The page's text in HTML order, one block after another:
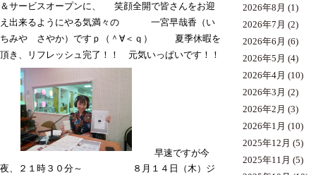
＆サービスオープンに、
笑顔全開で皆さんをお迎
え出来るようにやる気満々の
一宮早哉香（い
ちみや さやか）ですｐ（＾∀＜ｑ）
夏季休暇を
頂き、リフレッシュ完了！！ 元気いっぱいです！！
早速ですが今
夜、２１時３０分～
８月１４日（木）ジ
2026年8月 (1)
2026年7月 (2)
2026年6月 (6)
2026年5月 (4)
2026年4月 (10)
2026年3月 (2)
2026年2月 (3)
2026年1月 (10)
2025年12月 (5)
2025年11月 (5)